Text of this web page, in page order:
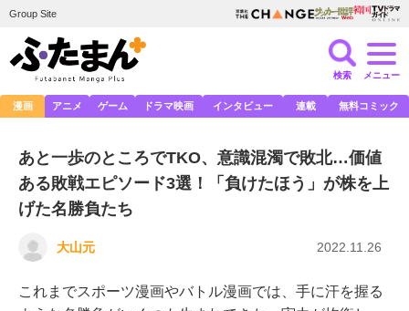
Group Site
検索 メニュー
漫画 アニメ ゲーム ドラマ映画 インタビュー 連載 無料コミック
あと一歩のところでTKO、意識混濁で敗北…価値
ある敗戦エピソード3選！「負けたほう」が株を上
げた名勝負たち
大山元 2022.11.26
これまでスポーツ漫画やバトル漫画では、手に汗を握る